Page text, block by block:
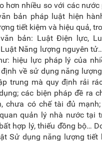
hơn nhiều so với các nước
bản pháp luật hiện
tiết kiệm và hiệu quả,
bản: Luật Điện lực,
Năng lượng nguyên
hiệu lực pháp lý của
về sử dụng năng
trung mà quy định rải
các biện pháp đề ra
chưa có chế tài đủ
quản lý nhà nước tại
hợp lý, thiếu đồng bộ…
Sử dụng năng lượng tiết